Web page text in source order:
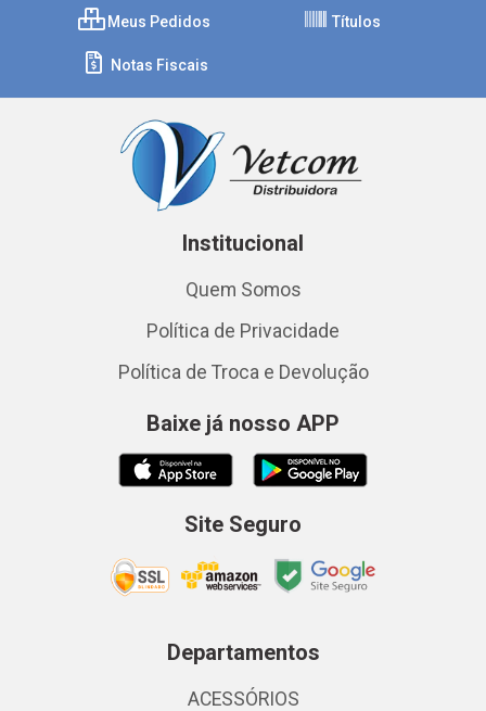
Meus Pedidos Títulos
Notas Fiscais
Institucional
Quem Somos
Política de Privacidade
Política de Troca e Devolução
Baixe já nosso APP
Site Seguro
Departamentos
ACESSÓRIOS